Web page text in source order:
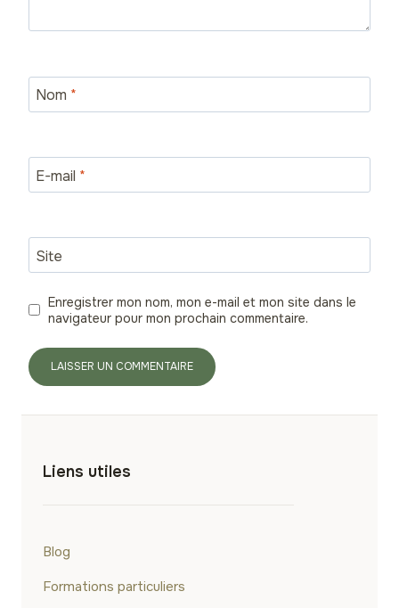
Nom *
E-mail *
Site
Enregistrer mon nom, mon e-mail et mon site dans le
navigateur pour mon prochain commentaire.
Liens utiles
Blog
Formations particuliers